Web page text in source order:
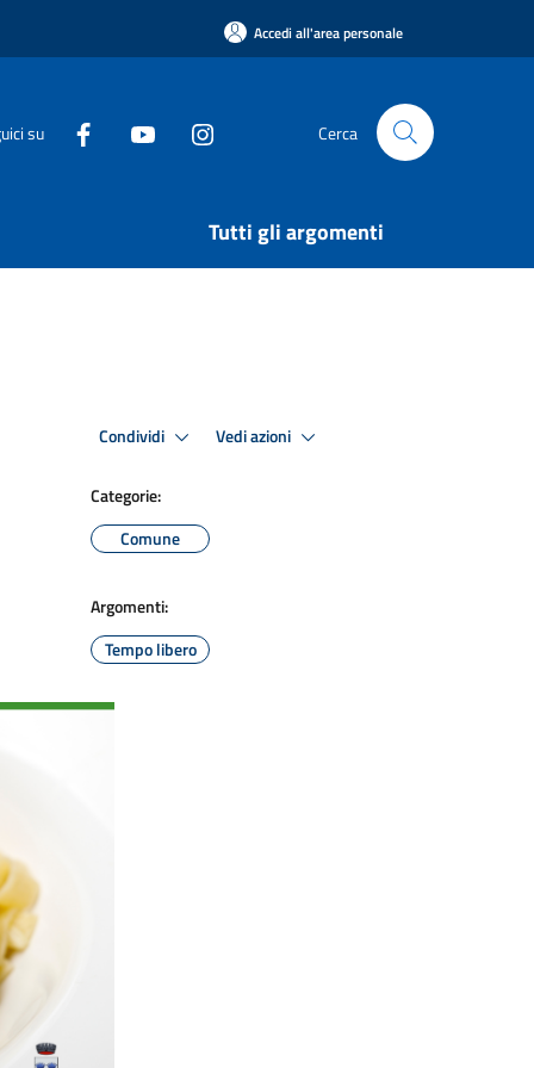
Accedi all'area personale
su Cerca
Tutti gli argomenti
Condividi Vedi azioni
Categorie:
Comune
Argomenti:
Tempo libero